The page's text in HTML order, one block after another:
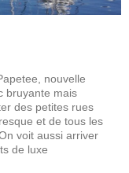
nouvelle
bruyante mais
des petites rues
et de tous les
voit aussi arriver
de luxe